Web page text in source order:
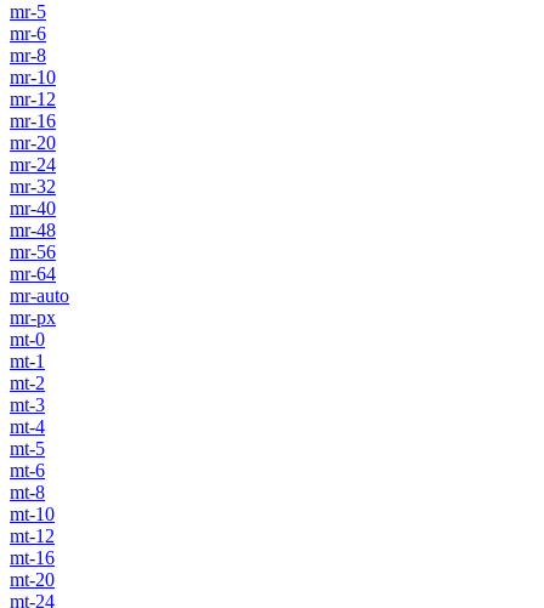
mr-5
mr-6
mr-8
mr-10
mr-12
mr-16
mr-20
mr-24
mr-32
mr-40
mr-48
mr-56
mr-64
mr-auto
mr-px
mt-0
mt-1
mt-2
mt-3
mt-4
mt-5
mt-6
mt-8
mt-10
mt-12
mt-16
mt-20
mt-24